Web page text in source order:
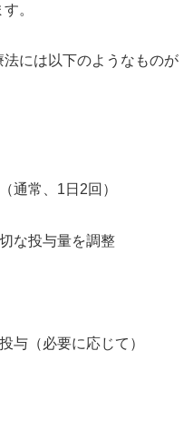
。
には以下のようなものが
通常、1日2回）
な投与量を調整
与（必要に応じて）